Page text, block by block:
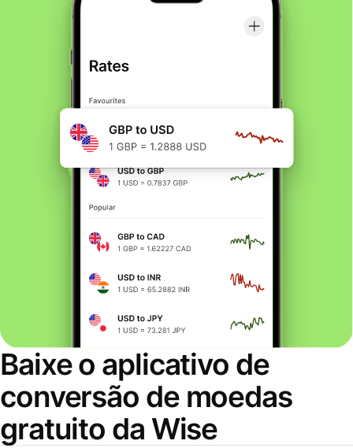
Baixe o aplicativo de
conversão de moedas
gratuito da Wise